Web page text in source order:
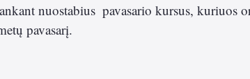
nuostabius  pavasario kursus, kuriuos
pavasarį.